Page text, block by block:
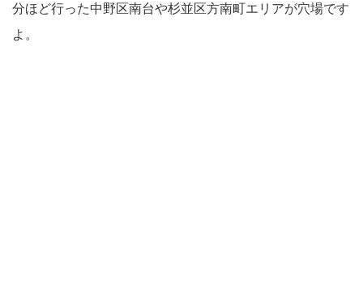
分ほど行った中野区南台や杉並区方南町エリアが穴場です
よ。